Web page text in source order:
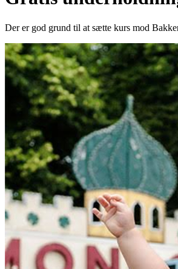
Der er god grund til at sætte kurs mod